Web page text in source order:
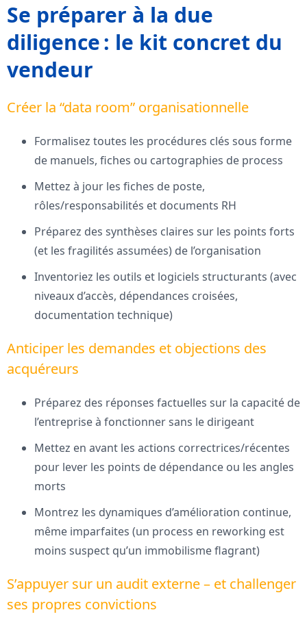
Se préparer à la due
diligence : le kit concret du
vendeur
Créer la “data room” organisationnelle
Formalisez toutes les procédures clés sous forme
de manuels, fiches ou cartographies de process
Mettez à jour les fiches de poste,
rôles/responsabilités et documents RH
Préparez des synthèses claires sur les points forts
(et les fragilités assumées) de l’organisation
Inventoriez les outils et logiciels structurants (avec
niveaux d’accès, dépendances croisées,
documentation technique)
Anticiper les demandes et objections des
acquéreurs
Préparez des réponses factuelles sur la capacité de
l’entreprise à fonctionner sans le dirigeant
Mettez en avant les actions correctrices/récentes
pour lever les points de dépendance ou les angles
morts
Montrez les dynamiques d’amélioration continue,
même imparfaites (un process en reworking est
moins suspect qu’un immobilisme flagrant)
S’appuyer sur un audit externe – et challenger
ses propres convictions